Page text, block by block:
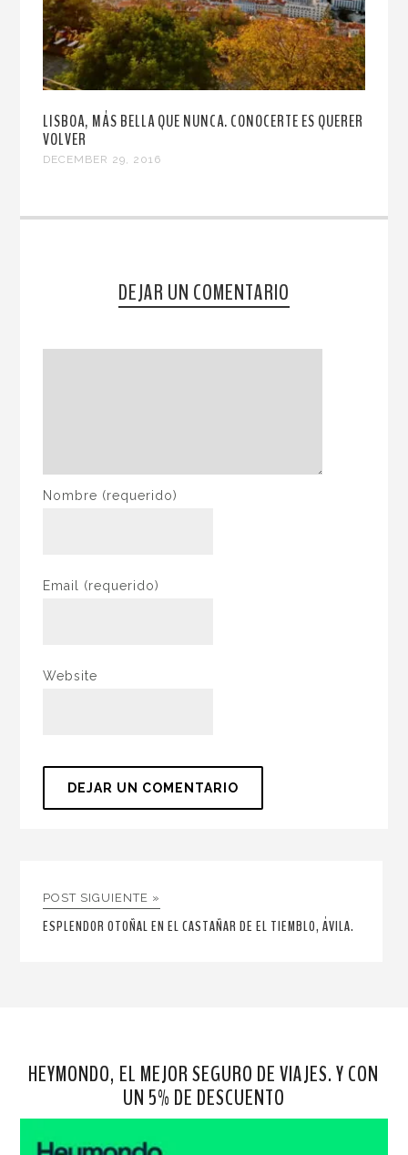
LISBOA, MÁS BELLA QUE NUNCA. CONOCERTE ES QUERER
VOLVER
DECEMBER 29, 2016
DEJAR UN COMENTARIO
Nombre (requerido)
Email (requerido)
Website
POST SIGUIENTE »
ESPLENDOR OTOÑAL EN EL CASTAÑAR DE EL TIEMBLO, ÁVILA.
HEYMONDO, EL MEJOR SEGURO DE VIAJES. Y CON
UN 5% DE DESCUENTO